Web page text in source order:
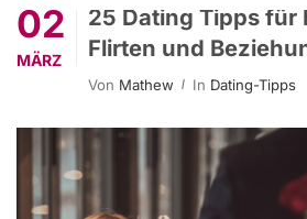
02
MÄRZ
25 Dating Tipps für
Flirten und
Von Mathew In Dating-Tipps